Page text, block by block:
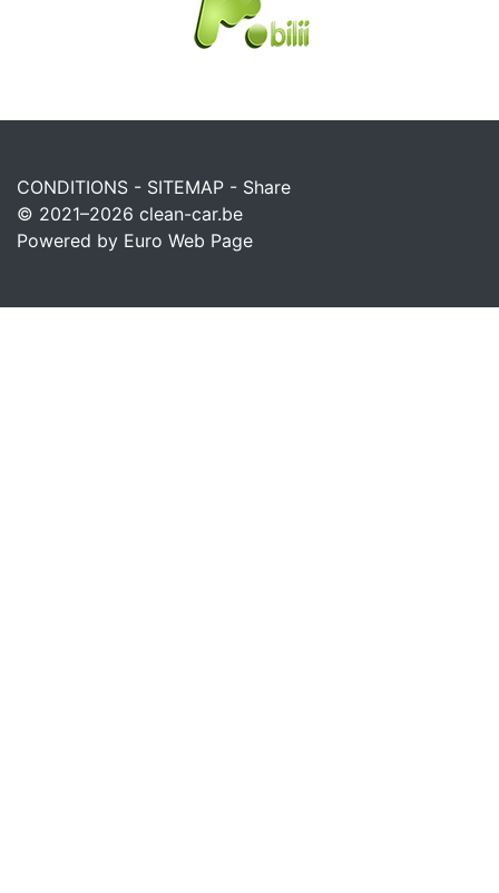
CONDITIONS - SITEMAP - Share
© 2021–2026 clean-car.be
Powered by Euro Web Page